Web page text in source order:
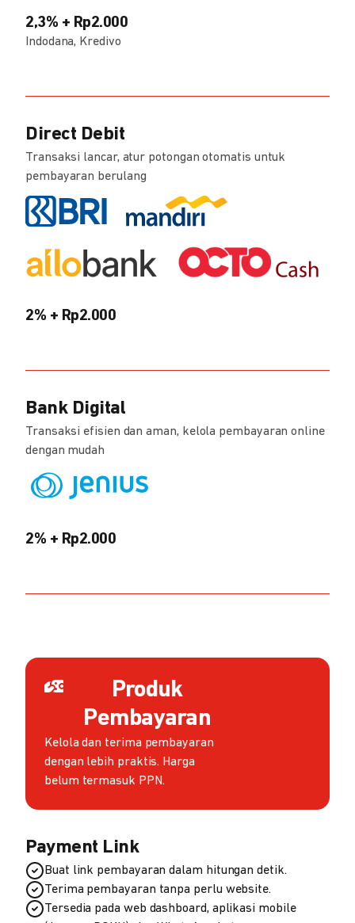
2,3% + Rp2.000
Indodana, Kredivo
Direct Debit
Transaksi lancar, atur potongan otomatis untuk
pembayaran berulang
2% + Rp2.000
Bank Digital
Transaksi efisien dan aman, kelola pembayaran online
dengan mudah
2% + Rp2.000
Produk
Pembayaran
Kelola dan terima pembayaran
dengan lebih praktis. Harga
belum termasuk PPN.
Payment Link
Buat link pembayaran dalam hitungan detik.
Terima pembayaran tanpa perlu website.
Tersedia pada web dashboard, aplikasi mobile